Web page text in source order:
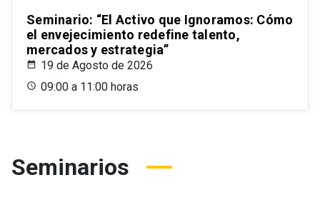
Seminario: “El Activo que Ignoramos: Cómo
el envejecimiento redefine talento,
mercados y estrategia”
19 de Agosto de 2026
09:00 a 11:00 horas
Seminarios